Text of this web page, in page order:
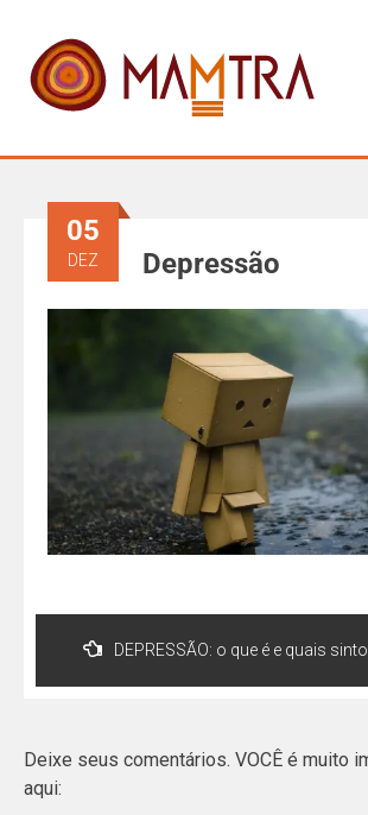
Depressão
05
DEZ
DEPRESSÃO: o que é e quais
Deixe seus comentários. VOCÊ é muito
aqui: